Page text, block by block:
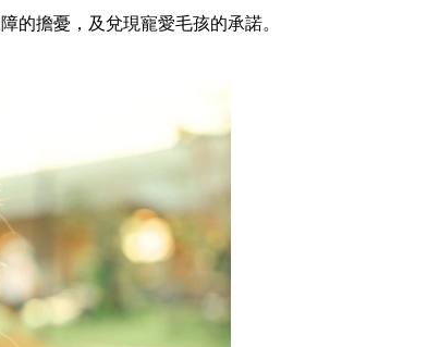
的擔憂，及兌現寵愛毛孩的承諾。